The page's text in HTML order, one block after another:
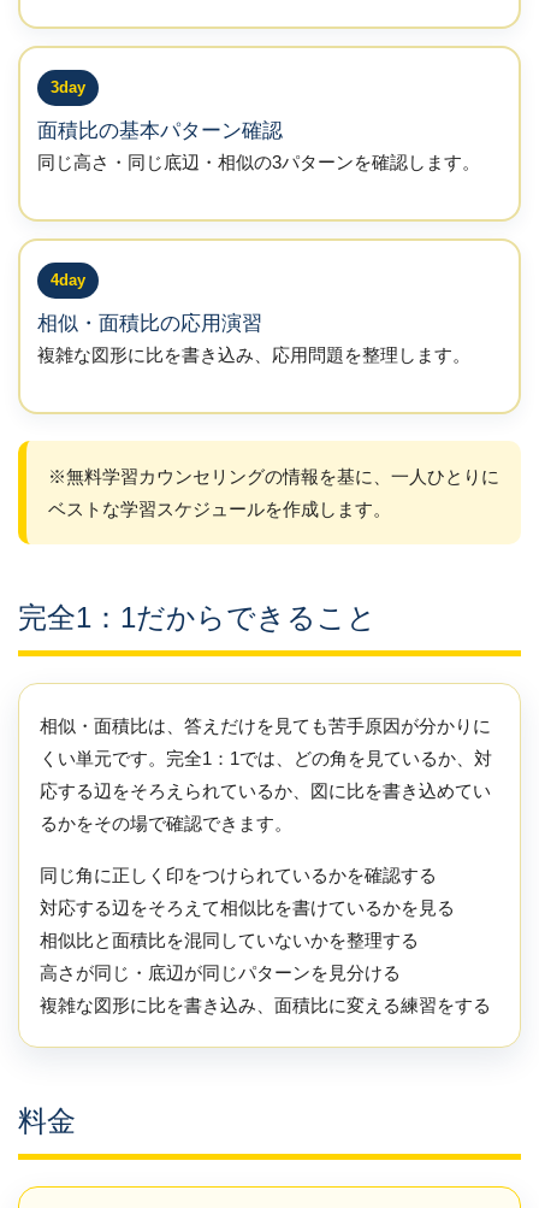
3day
面積比の基本パターン確認
同じ高さ・同じ底辺・相似の3パターンを確認します。
4day
相似・面積比の応用演習
複雑な図形に比を書き込み、応用問題を整理します。
※無料学習カウンセリングの情報を基に、一人ひとりに
ベストな学習スケジュールを作成します。
完全1：1だからできること
相似・面積比は、答えだけを見ても苦手原因が分かりに
くい単元です。完全1：1では、どの角を見ているか、対
応する辺をそろえられているか、図に比を書き込めてい
るかをその場で確認できます。
同じ角に正しく印をつけられているかを確認する
対応する辺をそろえて相似比を書けているかを見る
相似比と面積比を混同していないかを整理する
高さが同じ・底辺が同じパターンを見分ける
複雑な図形に比を書き込み、面積比に変える練習をする
料金